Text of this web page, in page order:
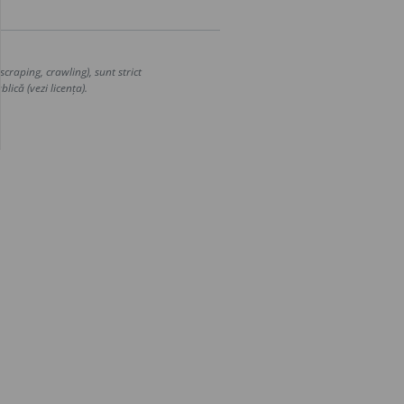
crawling), sunt strict
(vezi licența).